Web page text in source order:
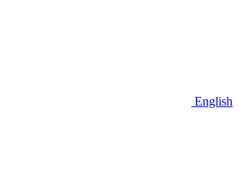
English